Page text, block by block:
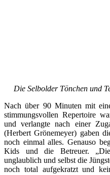
Die Selbolder Tönchen und
Nach über 90 Minuten mit
stimmungsvollen Repertoire
und verlangte nach einer
(Herbert Grönemeyer) gaben
noch einmal alles. Genauso
Kids und die Betreuer.
unglaublich und selbst die
noch total aufgekratzt und